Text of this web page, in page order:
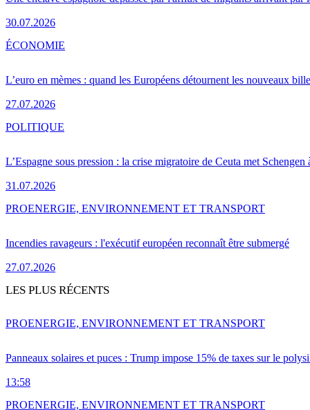
30.07.2026
L’euro en mèmes : quand les Européens détournent les nouveaux
27.07.2026
ÉCONOMIE
L’Espagne sous pression : la crise migratoire de Ceuta met Schengen
31.07.2026
POLITIQUE
Incendies ravageurs : l'exécutif européen reconnaît être submergé
27.07.2026
PROENERGIE, ENVIRONNEMENT ET TRANSPORT
LES PLUS RÉCENTS
Panneaux solaires et puces : Trump impose 15% de taxes sur le
13:58
PROENERGIE, ENVIRONNEMENT ET TRANSPORT
PROENERGIE, ENVIRONNEMENT ET TRANSPORT